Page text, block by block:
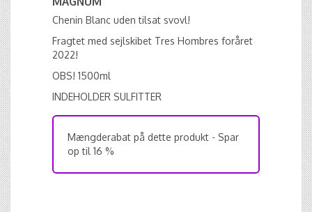
Chenin Blanc uden tilsat svovl!
Fragtet med sejlskibet Tres Hombres foråret
2022!
OBS! 1500ml
INDEHOLDER SULFITTER
Mængderabat på dette produkt - Spar
op til 16 %